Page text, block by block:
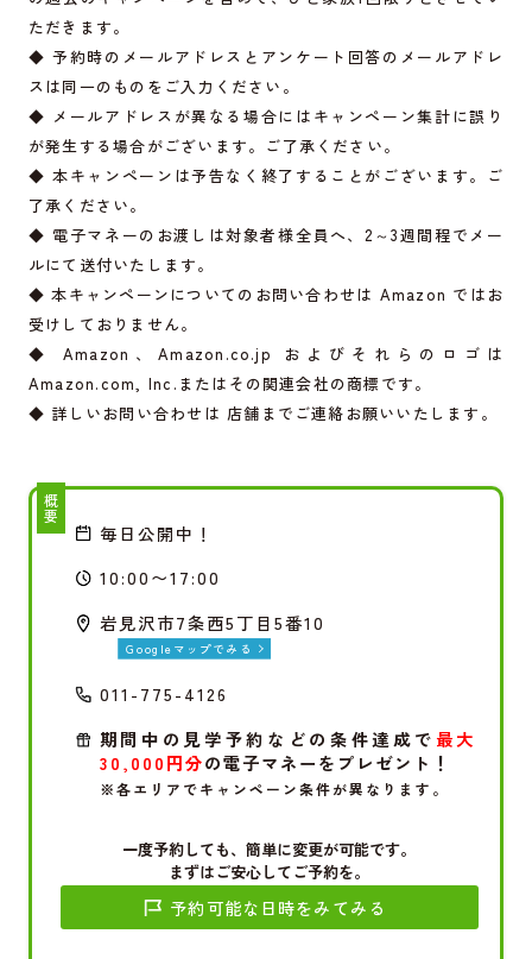
ただきます。
◆ 予約時のメールアドレスとアンケート回答のメールアドレ
スは同一のものをご入力ください。
◆ メールアドレスが異なる場合にはキャンペーン集計に誤り
が発生する場合がございます。ご了承ください。
◆ 本キャンペーンは予告なく終了することがございます。ご
了承ください。
◆ 電子マネーのお渡しは対象者様全員へ、2～3週間程でメー
ルにて送付いたします。
◆ 本キャンペーンについてのお問い合わせは Amazon ではお
受けしておりません。
◆ Amazon、Amazon.co.jp
およびそれらのロゴは
Amazon.com, Inc.またはその関連会社の商標です。
◆ 詳しいお問い合わせは 店舗までご連絡お願いいたします。
概要
毎日公開中！
10:00〜17:00
岩見沢市7条西5丁目5番10
Googleマップでみる
011-775-4126
期間中の見学予約などの条件達成で最大
30,000円分の電子マネーをプレゼント！
※各エリアでキャンペーン条件が異なります。
一度予約しても、簡単に変更が可能です。
まずはご安心してご予約を。
予約可能な日時をみてみる